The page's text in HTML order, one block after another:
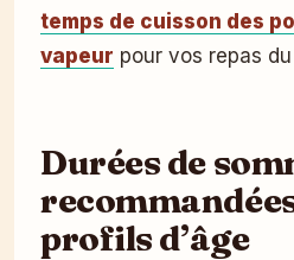
temps de cuisson des
vapeur pour vos repas du
Durées de
profils d’âge